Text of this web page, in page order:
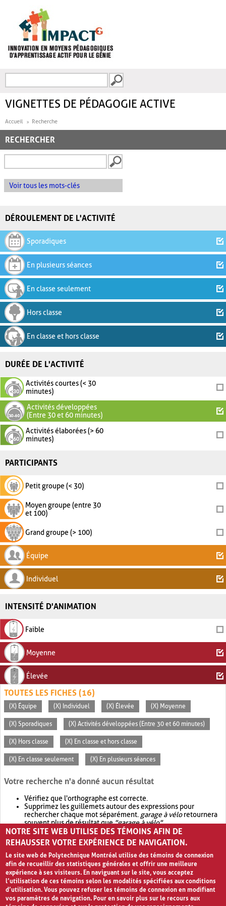
FORMULAIRE DE
VIGNETTES DE PÉDAGOGIE ACTIVE
Accueil Recherche
RECHERCHER
Voir tous les mots-clés
DÉROULEMENT DE L'ACTIVITÉ
Sporadiques
En plusieurs séances
En classe seulement
Hors classe
En classe et hors classe
DURÉE DE L'ACTIVITÉ
Activités courtes (< 30
minutes)
Activités développées
(Entre 30 et 60 minutes)
Activités élaborées (> 60
minutes)
PARTICIPANTS
Petit groupe (< 30)
Moyen groupe (entre 30
et 100)
Grand groupe (> 100)
Équipe
Individuel
INTENSITÉ D'ANIMATION
Faible
Moyenne
Élevée
TOUTES LES FICHES (16)
(X) Équipe (X) Individuel (X) Élevée (X) Moyenne
(X) Sporadiques (X) Activités développées (Entre 30 et 60 minutes)
(X) Hors classe (X) En classe et hors classe
(X) En classe seulement (X) En plusieurs séances
Votre recherche n'a donné aucun résultat
Vérifiez que l'orthographe est correcte.
Supprimez les guillemets autour des expressions pour
rechercher chaque mot séparément. garage à véloretournera
souvent plus de résultat que"garage à vélo".
Envisagez d'élargir votre recherche avec OR.garage OR vélo
retournera souvent plus de résultat quegarage à vélo
NOTRE SITE WEB UTILISE DES TÉMOINS AFIN DE
REHAUSSER VOTRE EXPÉRIENCE DE NAVIGATION.
Le site web de Polytechnique Montréal utilise des témoins de connexion
afin de recueillir des statistiques générales et offrir une meilleure
expérience à ses visiteurs. En naviguant sur le site, vous acceptez
l’utilisation de ces témoins selon les modalités spécifiées aux conditions
d’utilisation. Vous pouvez refuser les témoins de connexion en modifiant
vos paramètres de navigation. Pour en savoir plus sur le recours aux